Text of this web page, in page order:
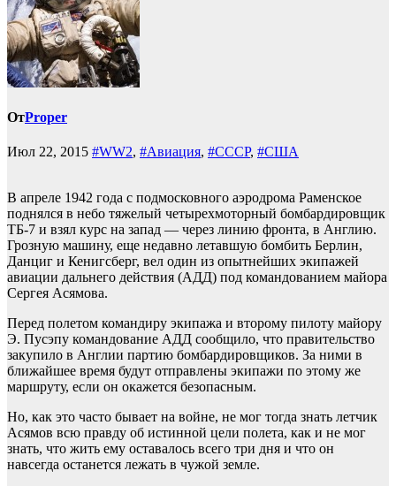
ОтProper
Июл 22, 2015 #WW2, #Авиация, #СССР, #США
В апреле 1942 года с подмосковного аэродрома Раменское
поднялся в небо тяжелый четырехмоторный бомбардировщик
ТБ-7 и взял курс на запад — через линию фронта, в Англию.
Грозную машину, еще недавно летавшую бомбить Берлин,
Данциг и Кенигсберг, вел один из опытнейших экипажей
авиации дальнего действия (АДД) под командованием майора
Сергея Асямова.
Перед полетом командиру экипажа и второму пилоту майору
Э. Пусэпу командование АДД сообщило, что правительство
закупило в Англии партию бомбардировщиков. За ними в
ближайшее время будут отправлены экипажи по этому же
маршруту, если он окажется безопасным.
Но, как это часто бывает на войне, не мог тогда знать летчик
Асямов всю правду об истинной цели полета, как и не мог
знать, что жить ему оставалось всего три дня и что он
навсегда останется лежать в чужой земле.